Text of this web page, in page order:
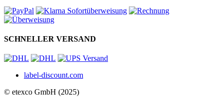
SCHNELLER VERSAND
label-discount.com
© etexco GmbH (2025)